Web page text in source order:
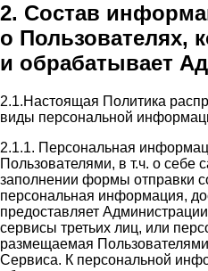
2. Состав
о Пользователях,
и обрабатывает
2.1.Настоящая Политика
виды персональной
2.1.1. Персональная
Пользователями, в т.ч. о себе
заполнении формы отправки
персональная информация,
предоставляет
сервисы третьих лиц, или
размещаемая
Сервиса. К персональной